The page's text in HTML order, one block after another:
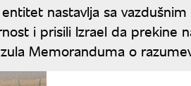
nastavlja sa
i prisili Izrael da prekine
Memoranduma o